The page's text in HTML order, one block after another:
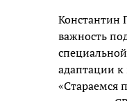
Константин
важность
адаптации
«Стараемся